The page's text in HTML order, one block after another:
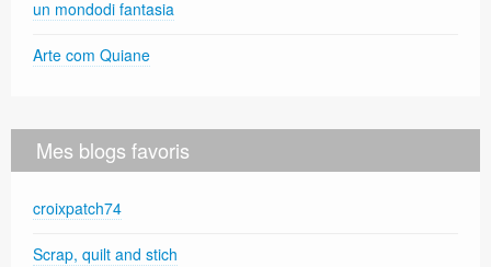
un mondodi fantasia
Arte com Quiane
Mes blogs favoris
croixpatch74
Scrap, quilt and stich